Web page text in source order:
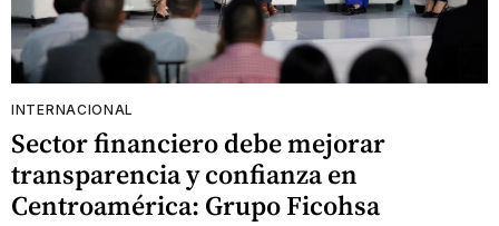
INTERNACIONAL
Sector financiero debe mejorar
transparencia y confianza en
Centroamérica: Grupo Ficohsa